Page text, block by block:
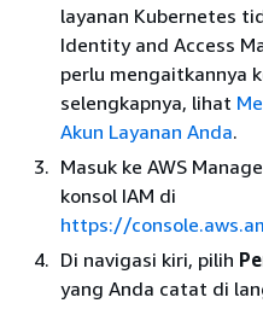
layanan Kubernetes
Identity and Access
perlu mengaitkannya
selengkapnya, lihat
Akun Layanan Anda.
Masuk ke AWS
konsol IAM di
https://
Di navigasi kiri, pilih
yang Anda catat di